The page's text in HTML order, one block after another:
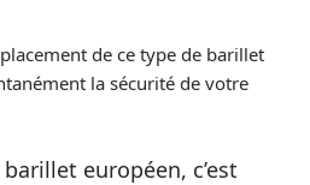
de ce type de barillet
la sécurité de votre
européen, c’est